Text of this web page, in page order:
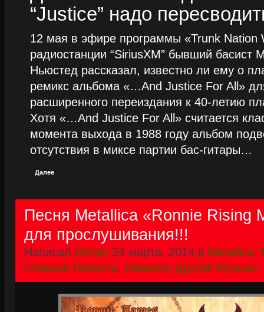
“Justice” надо
12 мая в эфире программы «Trunk Nation
радиостанции “SiriusXM” бывший басист
Ньюстед рассказал, известно ли ему о
ремикс альбома «…And Justice For All»
расширенного переиздания к 40-летию
Хотя «…And Justice For All» считается
момента выхода в 1988 году альбом
отсутствия в миксе партии бас-гитары…
Далее
Песня Metallica «Ronnie Rising
для прослушивания!!!
Написал Dimon 24 марта, 2014 в Metallica,
Главная Новость, Немного Другой Музыки